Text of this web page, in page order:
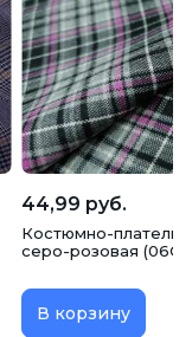
44,99 руб.
Костюмно-
серо-розовая
В корзину